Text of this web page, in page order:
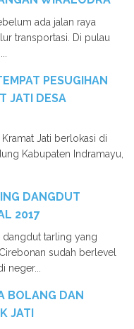
ada jalan raya
transportasi. Di pulau
PESUGIHAN
JATI DESA
Jati berlokasi di
Kabupaten Indramayu,
DANGDUT
2017
dangdut tarling yang
sudah berlevel
neger...
BOLANG DAN
JATI